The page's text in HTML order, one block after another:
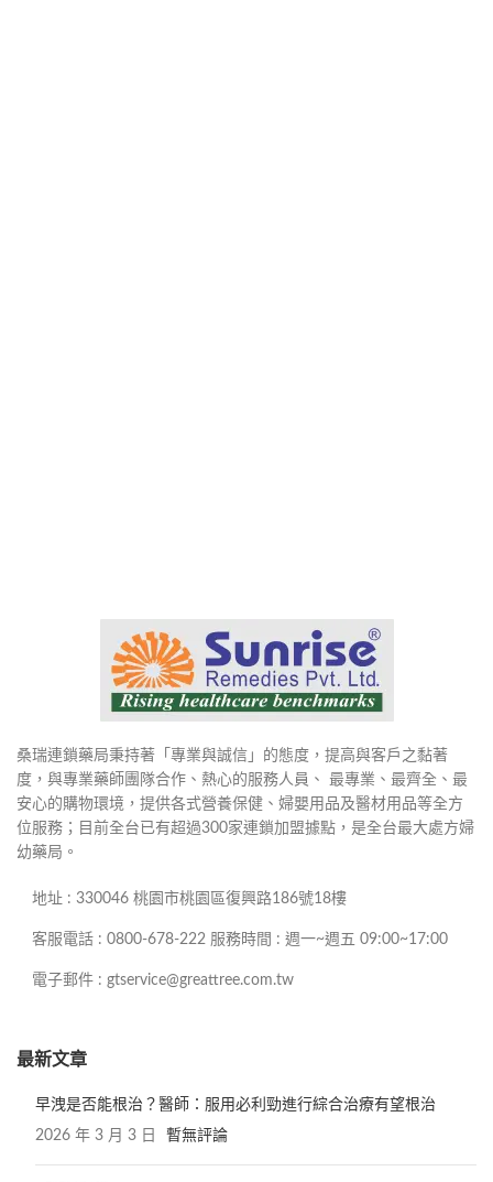
桑瑞連鎖藥局秉持著「專業與誠信」的態度，提高與客戶之黏著
度，與專業藥師團隊合作、熱心的服務人員、 最專業、最齊全、最
安心的購物環境，提供各式營養保健、婦嬰用品及醫材用品等全方
位服務；目前全台已有超過300家連鎖加盟據點，是全台最大處方婦
幼藥局。
地址 : 330046 桃園市桃園區復興路186號18樓
客服電話 : 0800-678-222 服務時間 : 週一~週五 09:00~17:00
電子郵件 : gtservice@greattree.com.tw
最新文章
早洩是否能根治？醫師：服用必利勁進行綜合治療有望根治
2026 年 3 月 3 日 暫無評論